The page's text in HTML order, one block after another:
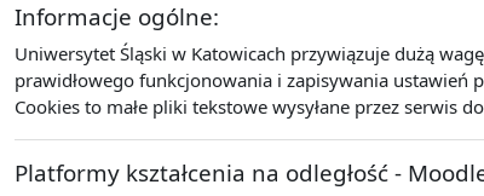
Informacje ogólne:
Uniwersytet Śląski w Katowicach przywiązuje dużą
prawidłowego funkcjonowania i zapisywania ustawień
Cookies to małe pliki tekstowe wysyłane przez
Platformy kształcenia na odległość -